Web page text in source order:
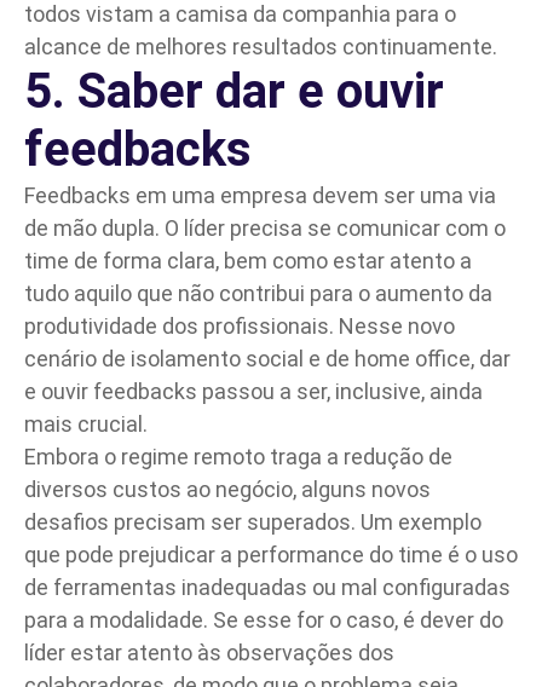
todos vistam a camisa da companhia para o
alcance de melhores resultados continuamente.
5. Saber dar e ouvir
feedbacks
Feedbacks em uma empresa devem ser uma via
de mão dupla. O líder precisa se comunicar com o
time de forma clara, bem como estar atento a
tudo aquilo que não contribui para o aumento da
produtividade dos profissionais. Nesse novo
cenário de isolamento social e de home office, dar
e ouvir feedbacks passou a ser, inclusive, ainda
mais crucial.
Embora o regime remoto traga a redução de
diversos custos ao negócio, alguns novos
desafios precisam ser superados. Um exemplo
que pode prejudicar a performance do time é o uso
de ferramentas inadequadas ou mal configuradas
para a modalidade. Se esse for o caso, é dever do
líder estar atento às observações dos